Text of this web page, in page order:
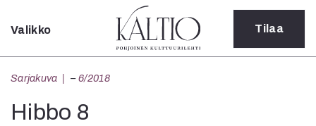
Sulje
Valikko Tilaa
Sarjakuva –6/2018
Hibbo 8